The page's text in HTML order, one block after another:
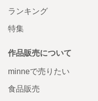
ランキング
特集
作品販売について
minneで売りたい
食品販売